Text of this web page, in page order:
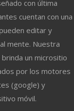
con última
cuentan con una
editar y
mente. Nuestra
un micrositio
por los motores
(google) y
móvil.